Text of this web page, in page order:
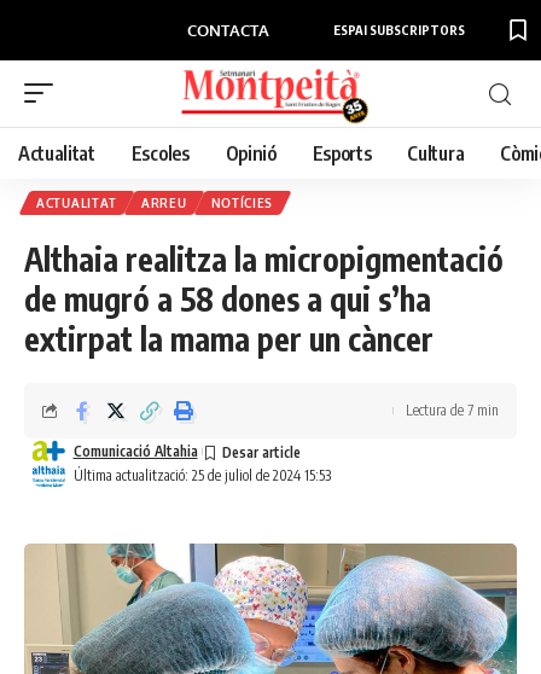
CONTACTA ESPAI SUBSCRIPTORS
Actualitat Escoles Opinió Esports Cultura
ACTUALITAT ARREU NOTÍCIES
Althaia realitza la micropigmentació
de mugró a 58 dones a qui s’ha
extirpat la mama per un càncer
Última actualització: 25 de juliol de 2024 15:53
Comunicació Altahia
Lectura de 7 min